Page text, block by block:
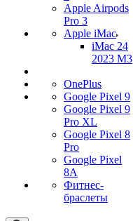
Apple Airpods
Pro 3
Apple iMac
iMac 24
2023 M3
OnePlus
Google Pixel 9
Google Pixel 9
Pro XL
Google Pixel 8
Pro
Google Pixel
8A
Фитнес-
браслеты